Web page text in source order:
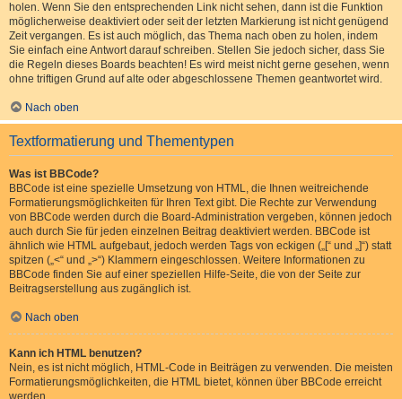
holen. Wenn Sie den entsprechenden Link nicht sehen, dann ist die Funktion
möglicherweise deaktiviert oder seit der letzten Markierung ist nicht genügend
Zeit vergangen. Es ist auch möglich, das Thema nach oben zu holen, indem
Sie einfach eine Antwort darauf schreiben. Stellen Sie jedoch sicher, dass Sie
die Regeln dieses Boards beachten! Es wird meist nicht gerne gesehen, wenn
ohne triftigen Grund auf alte oder abgeschlossene Themen geantwortet wird.
Nach oben
Textformatierung und Thementypen
Was ist BBCode?
BBCode ist eine spezielle Umsetzung von HTML, die Ihnen weitreichende
Formatierungsmöglichkeiten für Ihren Text gibt. Die Rechte zur Verwendung
von BBCode werden durch die Board-Administration vergeben, können jedoch
auch durch Sie für jeden einzelnen Beitrag deaktiviert werden. BBCode ist
ähnlich wie HTML aufgebaut, jedoch werden Tags von eckigen („[“ und „]“) statt
spitzen („<“ und „>“) Klammern eingeschlossen. Weitere Informationen zu
BBCode finden Sie auf einer speziellen Hilfe-Seite, die von der Seite zur
Beitragserstellung aus zugänglich ist.
Nach oben
Kann ich HTML benutzen?
Nein, es ist nicht möglich, HTML-Code in Beiträgen zu verwenden. Die meisten
Formatierungsmöglichkeiten, die HTML bietet, können über BBCode erreicht
werden.